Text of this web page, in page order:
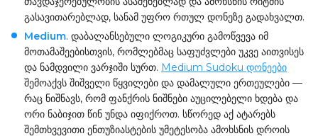
გასავითარებლად, სანამ უფრო რთულ დონეზე გადახვალთ.
Medium. დაბალანსებული ლოგიკური გამოწვევა იმ
მოთამაშეებისთვის, რომლებმაც საფუძვლები უკვე აითვისეს
და ნამდვილი ვარჯიში სურთ. Medium Sudoku დონეები
შემოაქვს შიშველი წყვილები და დამალული ერთეულები —
რაც ნიშნავს, რომ ფანქრის ნიშნები აუცილებელი ხდება და
ორი ნაბიჯით წინ უნდა იფიქროთ. სწორედ აქ ატარებს
შემთხვევითი ენთუზიასტების უმეტესობა ამოხსნის დროის